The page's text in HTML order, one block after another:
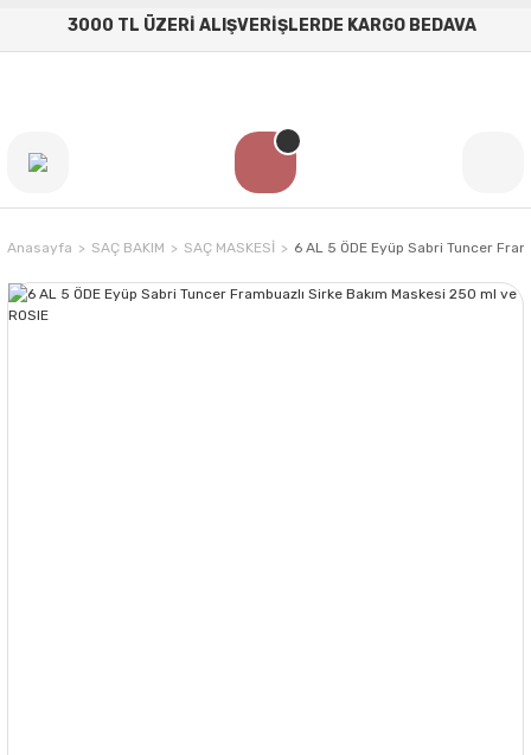
3000 TL ÜZERİ ALIŞVERİŞLERDE KARGO BEDAVA
Anasayfa SAÇ BAKIM SAÇ MASKESİ 6 AL 5 ÖDE Eyüp Sabri Tuncer